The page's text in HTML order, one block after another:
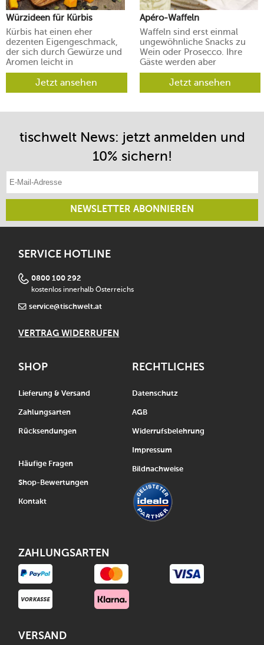
Würzideen für Kürbis
Kürbis hat einen eher
dezenten Eigengeschmack,
der sich durch Gewürze und
Aromen leicht in
verschiedene Richtungen
lenken lässt.Jetzt ansehen
Apéro-Waffeln
Waffeln sind erst einmal
ungewöhnliche Snacks zu
Wein oder Prosecco. Ihre
Gäste werden aber
begeistert sein.
Jetzt ansehen
tischwelt News: jetzt anmelden und
10% sichern!
E-Mail-Adresse eintragen
NEWSLETTER ABONNIEREN
SERVICE HOTLINE
0800 100 292
kostenlos innerhalb Österreichs
service@tischwelt.at
VERTRAG WIDERRUFEN
SHOP
Lieferung & Versand
Zahlungsarten
Rücksendungen
Häufige Fragen
Shop-Bewertungen
Kontakt
RECHTLICHES
Datenschutz
AGB
Widerrufsbelehrung
Impressum
Bildnachweise
ZAHLUNGSARTEN
VERSAND